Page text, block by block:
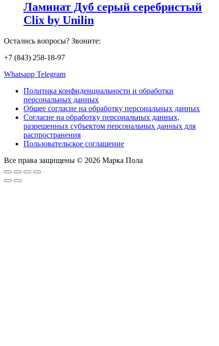
Ламинат Дуб серый серебристый
Clix by Unilin
Остались вопросы? Звоните:
+7 (843) 258-18-97
Whatsapp Telegram
Политика конфиденциальности и обработки
персональных данных
Общее согласие на обработку персональных данных
Согласие на обработку персональных данных,
разрешенных субъектом персональных данных для
распространения
Пользовательское соглашение
Все права защищены © 2026 Марка Пола